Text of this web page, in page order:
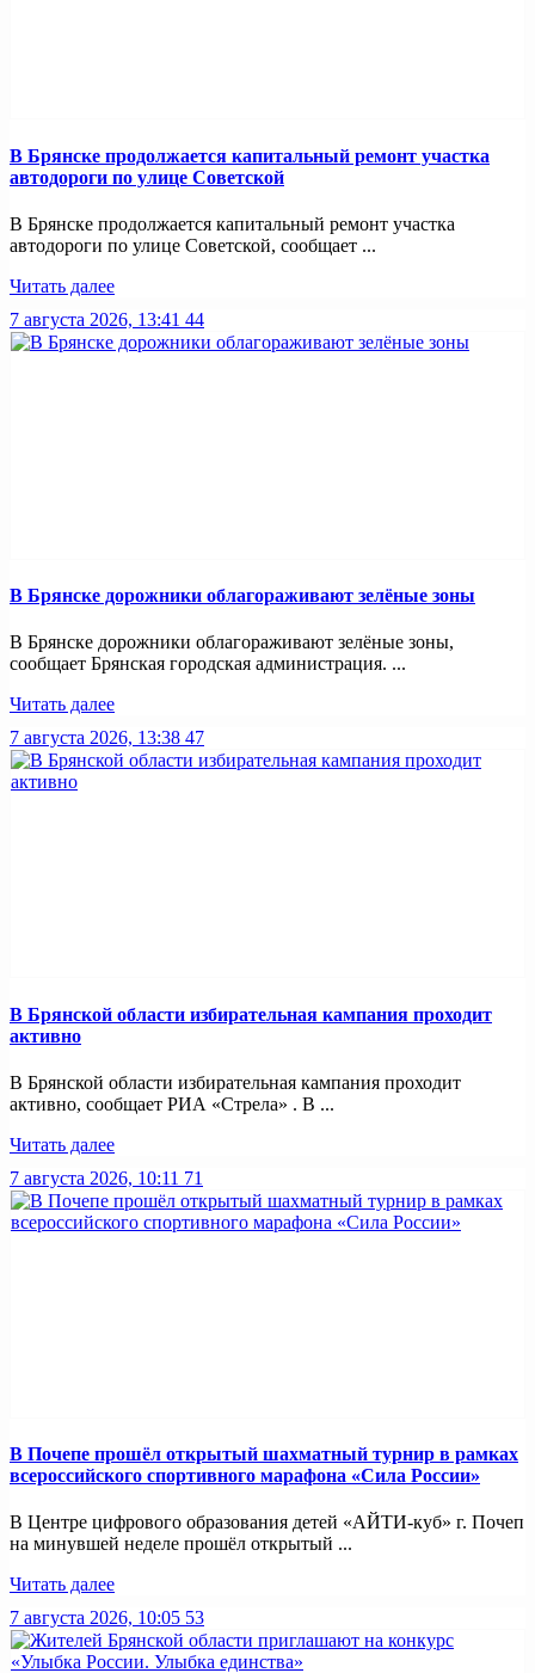
В Брянске продолжается капитальный ремонт участка
автодороги по улице Советской
В Брянске продолжается капитальный ремонт участка
автодороги по улице Советской, сообщает ...
Читать далее
7 августа 2026, 13:41 44
В Брянске дорожники облагораживают зелёные зоны
В Брянске дорожники облагораживают зелёные зоны,
сообщает Брянская городская администрация. ...
Читать далее
7 августа 2026, 13:38 47
В Брянской области избирательная кампания проходит
активно
В Брянской области избирательная кампания проходит
активно, сообщает РИА «Стрела» . В ...
Читать далее
7 августа 2026, 10:11 71
В Почепе прошёл открытый шахматный турнир в рамках
всероссийского спортивного марафона «Сила России»
В Центре цифрового образования детей «АЙТИ-куб» г. Почеп
на минувшей неделе прошёл открытый ...
Читать далее
7 августа 2026, 10:05 53